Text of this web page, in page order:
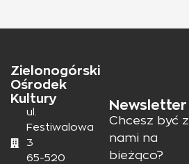
Zielonogórski
Ośrodek
Kultury
ul.
Festiwalowa
3
65-520
Newsletter
Chcesz być z
nami na
bieżąco?